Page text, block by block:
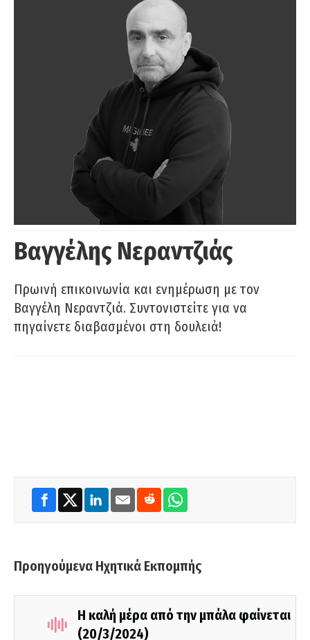
Βαγγέλης Νεραντζιάς
Πρωινή επικοινωνία και ενημέρωση με τον
Βαγγέλη Νεραντζιά. Συντονιστείτε για να
πηγαίνετε διαβασμένοι στη δουλειά!
Προηγούμενα Ηχητικά Εκπομπής
Η καλή μέρα από την μπάλα φαίνεται
(20/3/2024)